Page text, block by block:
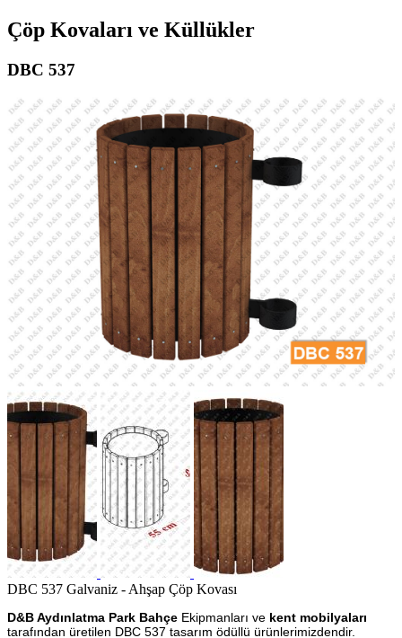
Çöp Kovaları ve Küllükler
DBC 537
DBC 537 Galvaniz - Ahşap Çöp Kovası
D&B Aydınlatma Park Bahçe Ekipmanları ve kent mobilyaları
tarafından üretilen DBC 537 tasarım ödüllü ürünlerimizdendir.